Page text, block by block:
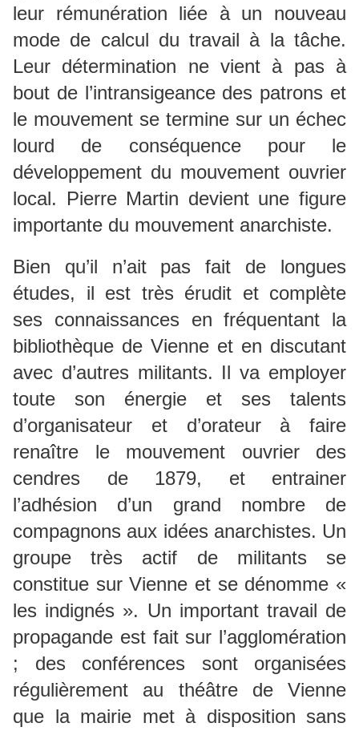
leur rémunération liée à un nouveau
mode de calcul du travail à la tâche.
Leur détermination ne vient à pas à
bout de l’intransigeance des patrons et
le mouvement se termine sur un échec
lourd de conséquence pour le
développement du mouvement ouvrier
local. Pierre Martin devient une figure
importante du mouvement anarchiste.
Bien qu’il n’ait pas fait de longues
études, il est très érudit et complète
ses connaissances en fréquentant la
bibliothèque de Vienne et en discutant
avec d’autres militants. Il va employer
toute son énergie et ses talents
d’organisateur et d’orateur à faire
renaître le mouvement ouvrier des
cendres de 1879, et entrainer
l’adhésion d’un grand nombre de
compagnons aux idées anarchistes. Un
groupe très actif de militants se
constitue sur Vienne et se dénomme «
les indignés ». Un important travail de
propagande est fait sur l’agglomération
; des conférences sont organisées
régulièrement au théâtre de Vienne
que la mairie met à disposition sans